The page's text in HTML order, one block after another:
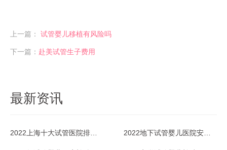
上一篇： 试管婴儿移植有风险吗
下一篇： 赴美试管生子费用
最新资讯